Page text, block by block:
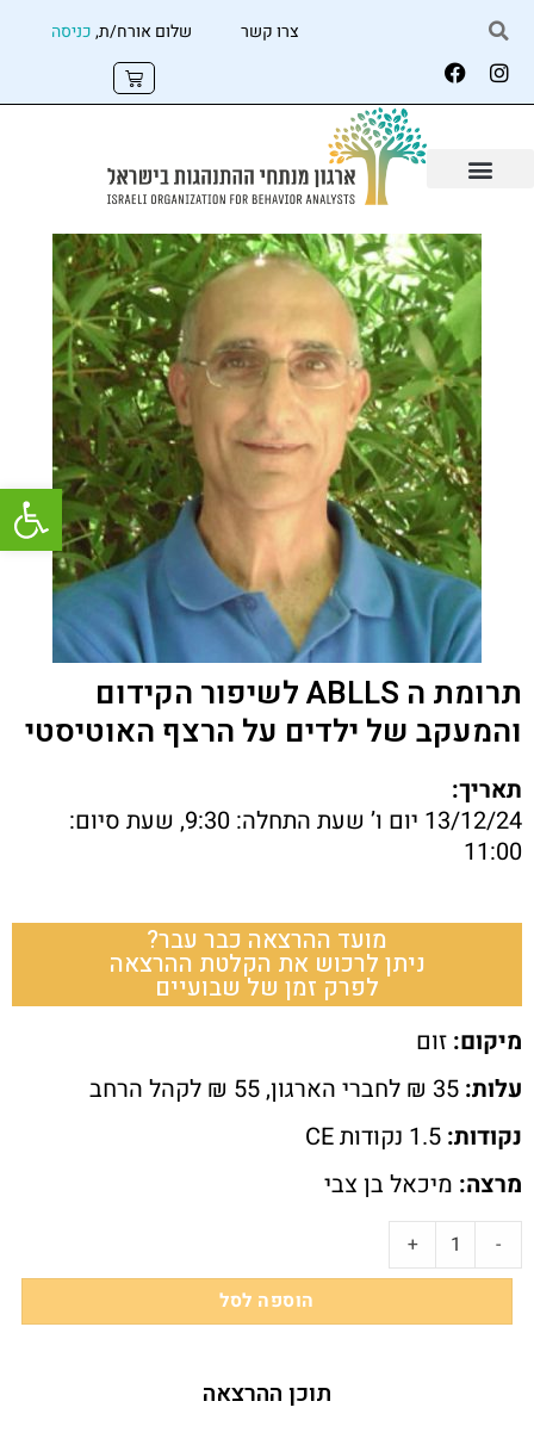
צרו קשר שלום אורח/ת,כניסה
תרומת ה ABLLS לשיפור הקידום
והמעקב של ילדים על הרצף האוטיסטי
תאריך:
13/12/24 יום ו’ שעת התחלה: 9:30, שעת סיום:
11:00
מועד ההרצאה כבר עבר?
ניתן לרכוש את הקלטת ההרצאה
לפרק זמן של שבועיים
מיקום: זום
עלות: 35 ₪ לחברי הארגון, 55 ₪ לקהל הרחב
נקודות: 1.5 נקודות CE
מרצה: מיכאל בן צבי
-
+
הוספה לסל
תוכן ההרצאה